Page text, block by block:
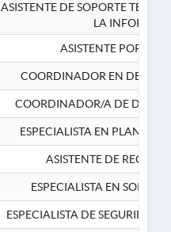
ASISTENTE DE SOPORTE
LA
ASISTENTE
COORDINADOR EN
COORDINADOR/A DE
ESPECIALISTA EN
ASISTENTE DE
ESPECIALISTA EN
ESPECIALISTA DE SEGURIDAD